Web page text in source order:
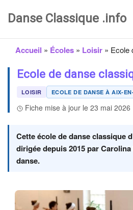
Danse Classique .info
Accueil » Écoles» Loisir» Ecole
Ecole de danse
LOISIR ECOLE DE DANSE À AIX-
Fiche mise à jour le 23 mai 2026
Cette école de danse classique
dirigée depuis 2015 par
danse.